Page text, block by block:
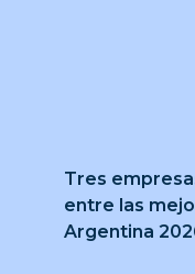
Tres
entre las
Argentina